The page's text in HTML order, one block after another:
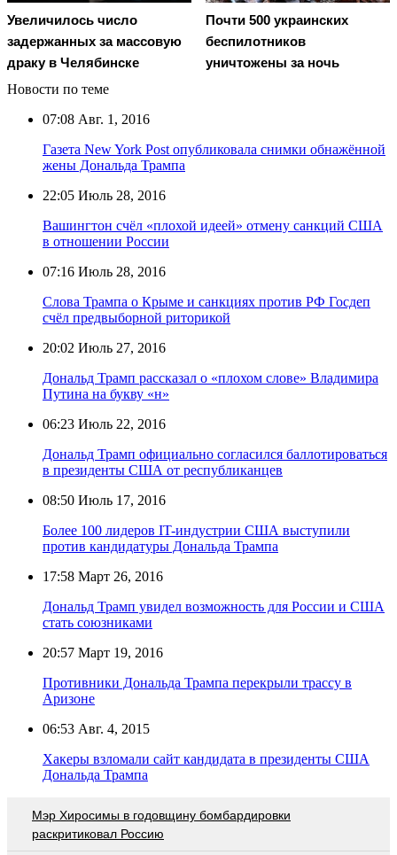
Увеличилось число
задержанных за массовую
драку в Челябинске
Почти 500 украинских
беспилотников
уничтожены за ночь
Новости по теме
07:08 Авг. 1, 2016
Газета New York Post опубликовала снимки обнажённой
жены Дональда Трампа
22:05 Июль 28, 2016
Вашингтон счёл «плохой идеей» отмену санкций США
в отношении России
07:16 Июль 28, 2016
Слова Трампа о Крыме и санкциях против РФ Госдеп
счёл предвыборной риторикой
20:02 Июль 27, 2016
Дональд Трамп рассказал о «плохом слове» Владимира
Путина на букву «н»
06:23 Июль 22, 2016
Дональд Трамп официально согласился баллотироваться
в президенты США от республиканцев
08:50 Июль 17, 2016
Более 100 лидеров IT-индустрии США выступили
против кандидатуры Дональда Трампа
17:58 Март 26, 2016
Дональд Трамп увидел возможность для России и США
стать союзниками
20:57 Март 19, 2016
Противники Дональда Трампа перекрыли трассу в
Аризоне
06:53 Авг. 4, 2015
Хакеры взломали сайт кандидата в президенты США
Дональда Трампа
Мэр Хиросимы в годовщину бомбардировки
раскритиковал Россию